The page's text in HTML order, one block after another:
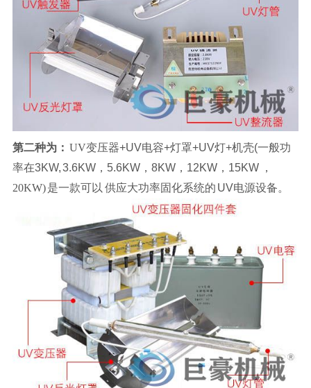
第二种为： UV变压器+UV电容+灯罩+UV灯+机壳(一般功
率在3KW, 3.6KW，5.6KW，8KW，12KW，15KW ，
20KW)是一款可以 供应大功率固化系统的 UV电源设备。